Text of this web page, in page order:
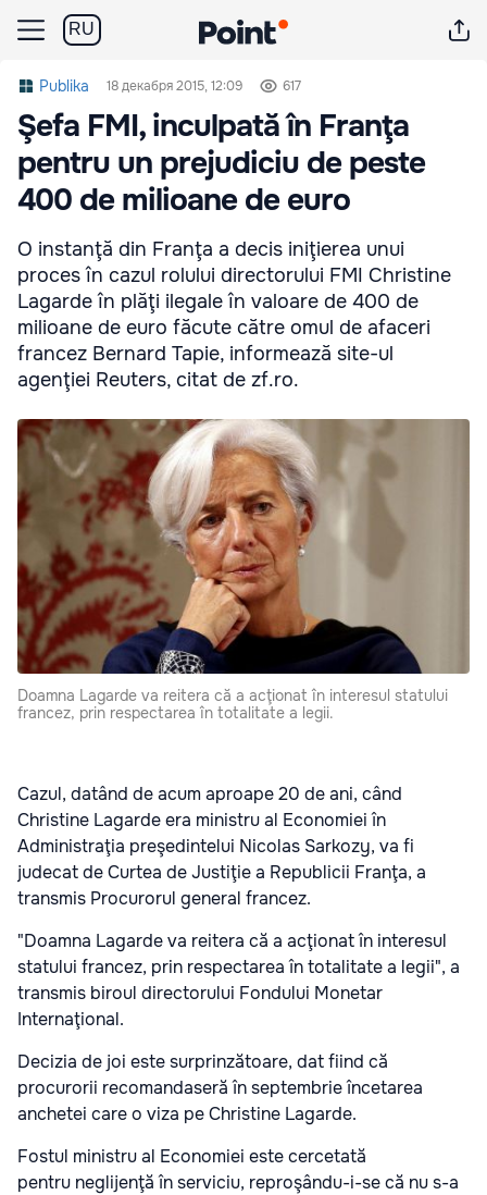
RU
Publika 18 декабря 2015, 12:09 617
Şefa FMI, inculpată în Franţa
pentru un prejudiciu de peste
400 de milioane de euro
O instanţă din Franţa a decis iniţierea unui
proces în cazul rolului directorului FMI Christine
Lagarde în plăţi ilegale în valoare de 400 de
milioane de euro făcute către omul de afaceri
francez Bernard Tapie, informează site-ul
agenţiei Reuters, citat de zf.ro.
Doamna Lagarde va reitera că a acţionat în interesul statului
francez, prin respectarea în totalitate a legii.
Cazul, datând de acum aproape 20 de ani, când
Christine Lagarde era ministru al Economiei în
Administraţia preşedintelui Nicolas Sarkozy, va fi
judecat de Curtea de Justiţie a Republicii Franţa, a
transmis Procurorul general francez.
"Doamna Lagarde va reitera că a acţionat în interesul
statului francez, prin respectarea în totalitate a legii", a
transmis biroul directorului Fondului Monetar
Internaţional.
Decizia de joi este surprinzătoare, dat fiind că
procurorii recomandaseră în septembrie încetarea
anchetei care o viza pe Christine Lagarde.
Fostul ministru al Economiei este cercetată
pentru neglijenţă în serviciu, reproşându-i-se că nu s-a